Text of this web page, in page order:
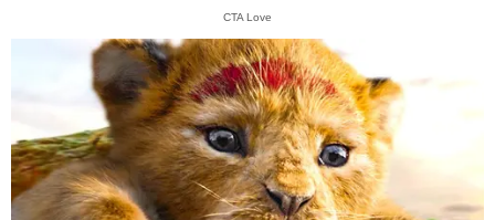
CTA Love